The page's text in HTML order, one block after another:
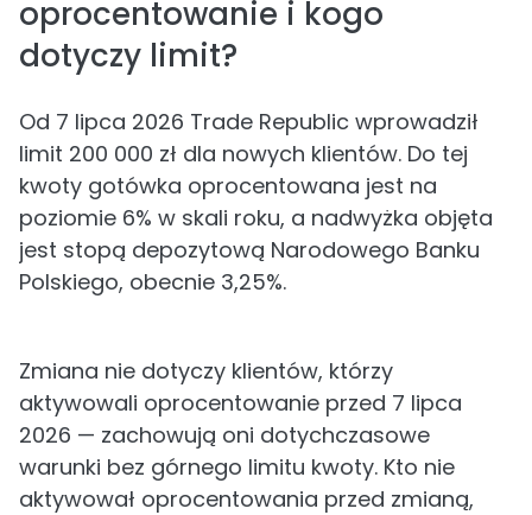
oprocentowanie i kogo
dotyczy limit?
Od 7 lipca 2026 Trade Republic wprowadził
limit 200 000 zł dla nowych klientów. Do tej
kwoty gotówka oprocentowana jest na
poziomie 6% w skali roku, a nadwyżka objęta
jest stopą depozytową Narodowego Banku
Polskiego, obecnie 3,25%.
Zmiana nie dotyczy klientów, którzy
aktywowali oprocentowanie przed 7 lipca
2026 — zachowują oni dotychczasowe
warunki bez górnego limitu kwoty. Kto nie
aktywował oprocentowania przed zmianą,